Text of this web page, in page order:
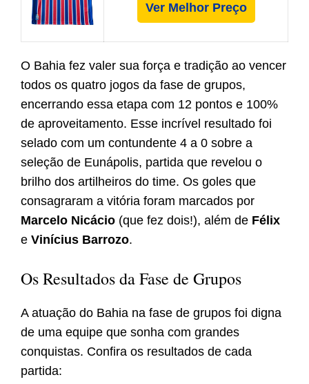
Ver Melhor Preço
O Bahia fez valer sua força e tradição ao vencer
todos os quatro jogos da fase de grupos,
encerrando essa etapa com 12 pontos e 100%
de aproveitamento. Esse incrível resultado foi
selado com um contundente 4 a 0 sobre a
seleção de Eunápolis, partida que revelou o
brilho dos artilheiros do time. Os goles que
consagraram a vitória foram marcados por
Marcelo Nicácio (que fez dois!), além de Félix
e Vinícius Barrozo.
Os Resultados da Fase de Grupos
A atuação do Bahia na fase de grupos foi digna
de uma equipe que sonha com grandes
conquistas. Confira os resultados de cada
partida: